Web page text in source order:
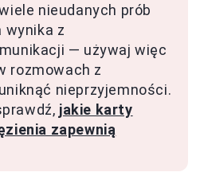
nieudanych prób
wynika z
— używaj więc
rozmowach z
nieprzyjemności.
jakie karty
zapewnią